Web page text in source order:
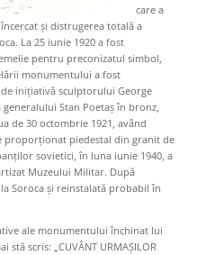
care a
și distrugerea totalăa
La 25 iunie 1920 a fost
pentru preconizatul simbol,
monumentului a fost
inițiativă sculptorului George
Stan Poetaș în bronz,
de 30 octombrie 1921, având
proporționat piedestal din granit de
sovietici, în luna iunie 1940, a
Muzeului Militar. După
Soroca și reinstalată probabil în
ale monumentului închinat lui
stă scris: „CUVÂNT URMAŞILOR